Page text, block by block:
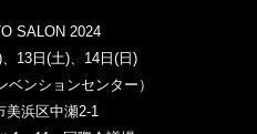
SALON 2024
13日(土)、14日(日)
ンションセンター）
美浜区中瀬2-1